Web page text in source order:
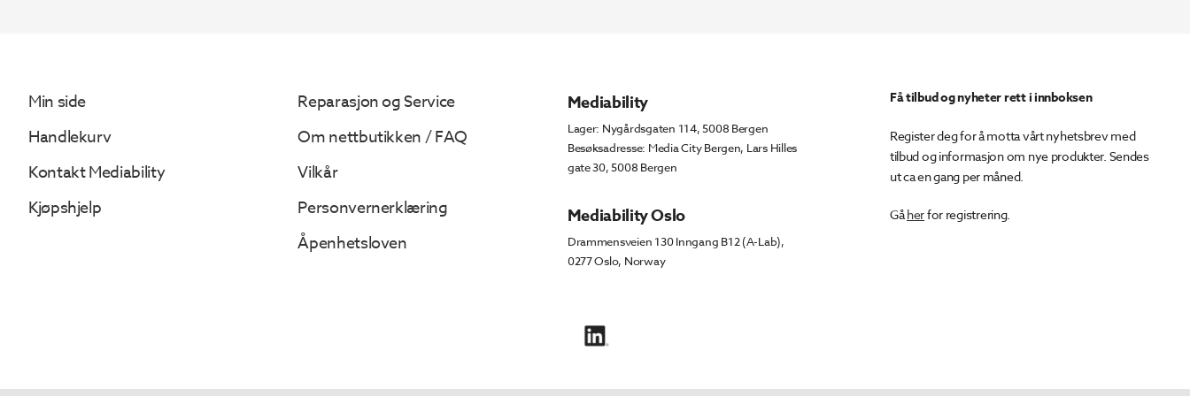
Min side
Handlekurv
Kontakt Mediability
Kjøpshjelp
Reparasjon og Service
Om nettbutikken / FAQ
Vilkår
Personvernerklæring
Åpenhetsloven
Mediability
Lager: Nygårdsgaten 114, 5008 Bergen
Besøksadresse: Media City Bergen, Lars Hilles
gate 30, 5008 Bergen
Mediability Oslo
Drammensveien 130 Inngang B12 (A-Lab),
0277 Oslo, Norway
Få tilbud og nyheter rett i innboksen
Register deg for å motta vårt nyhetsbrev med
tilbud og informasjon om nye produkter. Sendes
ut ca en gang per måned.
Gåherfor registrering.